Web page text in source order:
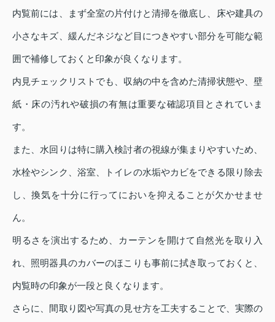
内覧前には、まず全室の片付けと清掃を徹底し、床や建具の
小さなキズ、緩んだネジなど目につきやすい部分を可能な範
囲で補修しておくと印象が良くなります。
内見チェックリストでも、収納の中を含めた清掃状態や、壁
紙・床の汚れや破損の有無は重要な確認項目とされていま
す。
また、水回りは特に購入検討者の視線が集まりやすいため、
水栓やシンク、浴室、トイレの水垢やカビをできる限り除去
し、換気を十分に行ってにおいを抑えることが欠かせませ
ん。
明るさを演出するため、カーテンを開けて自然光を取り入
れ、照明器具のカバーのほこりも事前に拭き取っておくと、
内覧時の印象が一段と良くなります。
さらに、間取り図や写真の見せ方を工夫することで、実際の